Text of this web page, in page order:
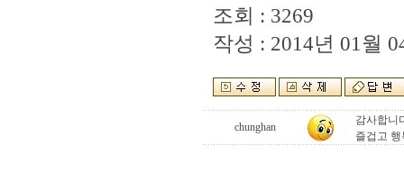
조회 : 3269
작성 : 2014년 01월
chunghan
감사합니
즐겁고